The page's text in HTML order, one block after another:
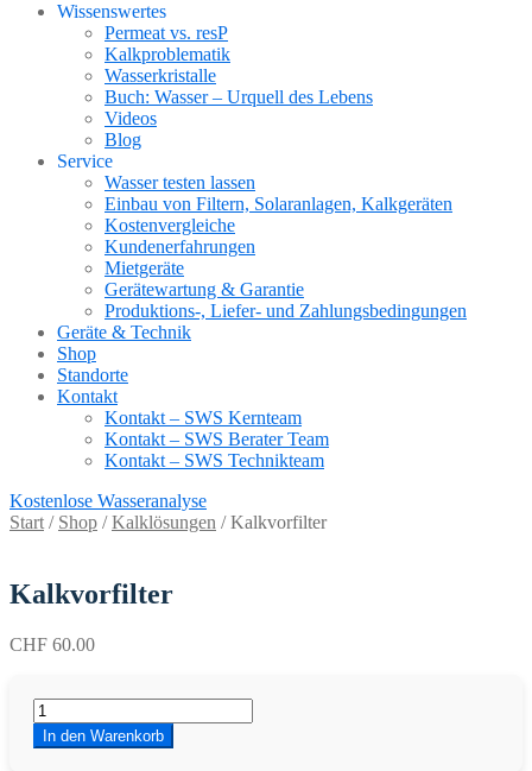
Wissenswertes
Permeat vs. resP
Kalkproblematik
Wasserkristalle
Buch: Wasser – Urquell des Lebens
Videos
Blog
Service
Wasser testen lassen
Einbau von Filtern, Solaranlagen, Kalkgeräten
Kostenvergleiche
Kundenerfahrungen
Mietgeräte
Gerätewartung & Garantie
Produktions-, Liefer- und Zahlungsbedingungen
Geräte & Technik
Shop
Standorte
Kontakt
Kontakt – SWS Kernteam
Kontakt – SWS Berater Team
Kontakt – SWS Technikteam
Kostenlose Wasseranalyse
Start / Shop /Kalklösungen /Kalkvorfilter
Kalkvorfilter
CHF 60.00
Kalkvorfilter
Menge
In den Warenkorb